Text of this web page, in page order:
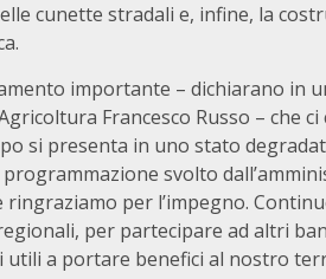
cunette stradali e, infine, la
importante – dichiarano in
Francesco Russo – che
si presenta in uno stato
svolto
ringraziamo per l’impegno.
per partecipare ad altri
utili a portare benefici al nostro